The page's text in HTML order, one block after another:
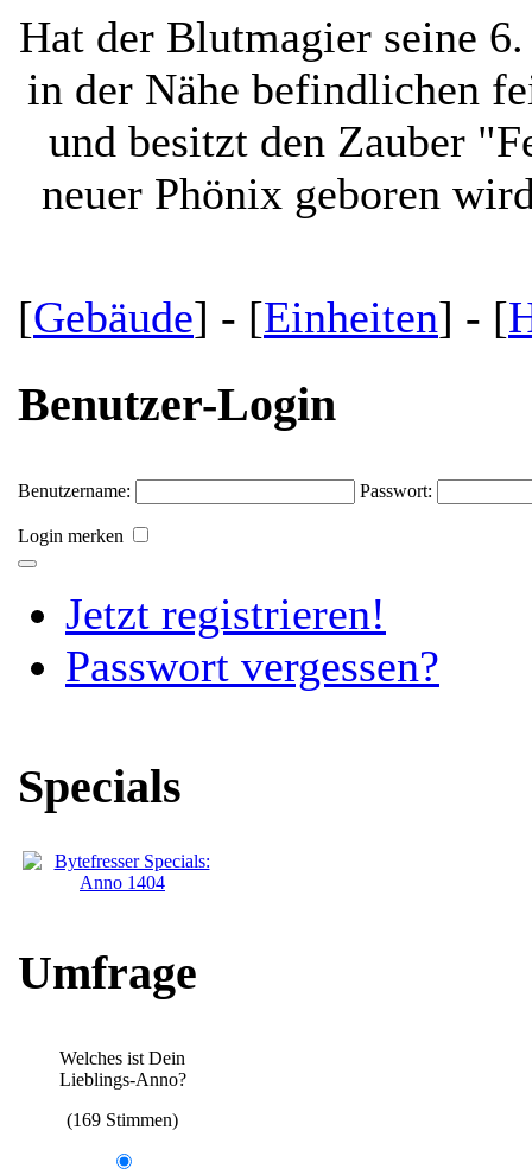
Hat der Blutmagier seine
in der Nähe befindlichen
und besitzt den Zauber
neuer Phönix geboren
[Gebäude] - [Einheiten] - [
Benutzer-Login
Benutzername: Passwort:
Login merken
Jetzt registrieren!
Passwort vergessen?
Specials
Umfrage
Welches ist Dein
Lieblings-Anno?
(169 Stimmen)